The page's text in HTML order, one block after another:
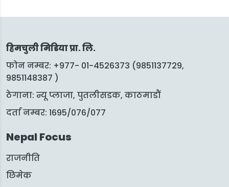
हिमचुली मिडिया प्रा. लि.
फोन नम्बर: +977- 01-4526373 (9851137729,
9851148387 )
ठेगाना: न्यू प्लाजा, पुतलीसडक, काठमाडौं
दर्ता नम्बर: 1695/076/077
Nepal Focus
राजनीति
छिमेक